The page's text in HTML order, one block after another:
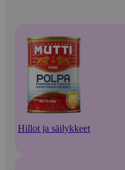
Hillot ja säilykkeet